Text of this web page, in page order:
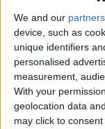
We and our partners
device, such as
unique identifiers
personalised
measurement,
With your
geolocation data
may click to